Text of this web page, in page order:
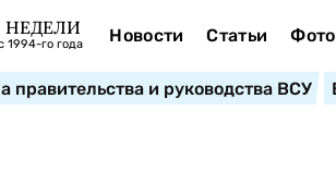
НЕДЕЛИ
1994-го года Новости Статьи
правительства и руководства ВСУ